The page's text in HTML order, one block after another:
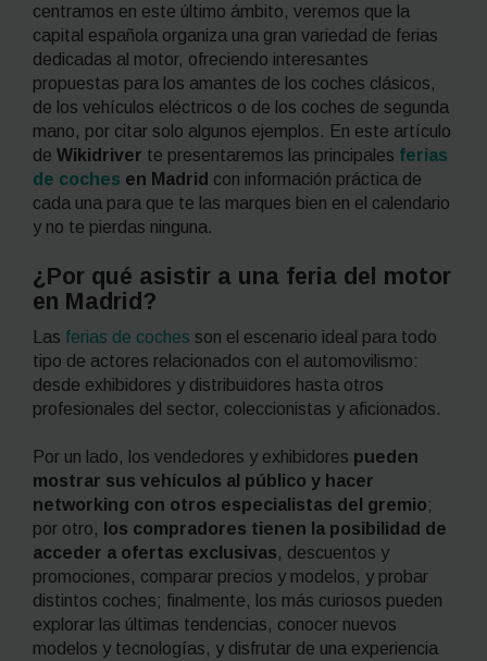
centramos en este último ámbito, veremos que la
capital española organiza una gran variedad de ferias
dedicadas al motor, ofreciendo interesantes
propuestas para los amantes de los coches clásicos,
de los vehículos eléctricos o de los coches de segunda
mano, por citar solo algunos ejemplos. En este artículo
de Wikidriver te presentaremos las principales ferias
de coches en Madrid con información práctica de
cada una para que te las marques bien en el calendario
y no te pierdas ninguna.
¿Por qué asistir a una feria del motor
en Madrid?
Las ferias de coches son el escenario ideal para todo
tipo de actores relacionados con el automovilismo:
desde exhibidores y distribuidores hasta otros
profesionales del sector, coleccionistas y aficionados.
Por un lado, los vendedores y exhibidores pueden
mostrar sus vehículos al público y hacer
networking con otros especialistas del gremio;
por otro,
los compradores tienen la posibilidad de
acceder a ofertas exclusivas, descuentos y
promociones, comparar precios y modelos, y probar
distintos coches; finalmente, los más curiosos pueden
explorar las últimas tendencias, conocer nuevos
modelos y tecnologías, y disfrutar de una experiencia